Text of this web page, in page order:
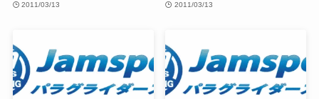
2011/03/13 2011/03/13